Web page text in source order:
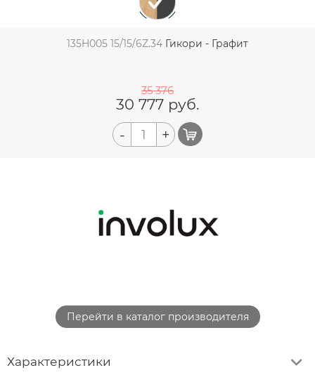
135H005 15/15/6Z.34 Гикори - Графит
35 376
30 777 руб.
- +
Перейти в каталог производителя
Характеристики